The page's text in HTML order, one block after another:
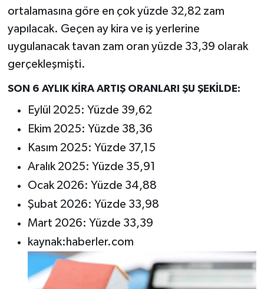
ortalamasına göre en çok yüzde 32,82 zam
yapılacak. Geçen ay kira ve iş yerlerine
uygulanacak tavan zam oran yüzde 33,39 olarak
gerçekleşmişti.
SON 6 AYLIK KİRA ARTIŞ ORANLARI ŞU ŞEKİLDE:
Eylül 2025: Yüzde 39,62
Ekim 2025: Yüzde 38,36
Kasım 2025: Yüzde 37,15
Aralık 2025: Yüzde 35,91
Ocak 2026: Yüzde 34,88
Şubat 2026: Yüzde 33,98
Mart 2026: Yüzde 33,39
kaynak:haberler.com